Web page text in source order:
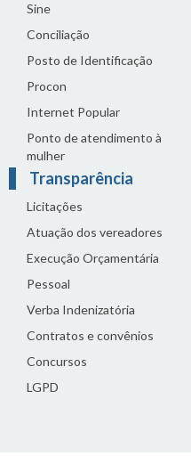
Sine
Conciliação
Posto de Identificação
Procon
Internet Popular
Ponto de atendimento à
mulher
Transparência
Licitações
Atuação dos vereadores
Execução Orçamentária
Pessoal
Verba Indenizatória
Contratos e convênios
Concursos
LGPD